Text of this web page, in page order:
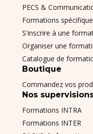
PECS &
Formations
S'inscrire à une
Organiser une
Catalogue de
Boutique
Commandez vos
Nos
Formations INTRA
Formations INTER